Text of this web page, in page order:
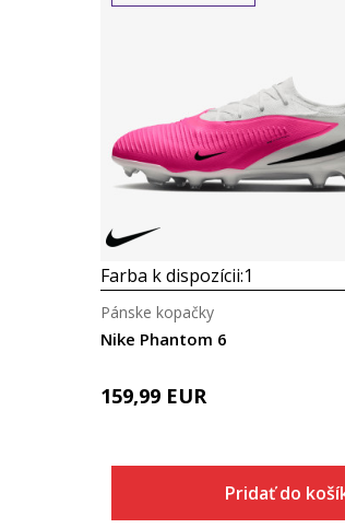
Farba k dispozícii:1
Nike Phantom 6
Pánske kopačky
159,99 EUR
Pridať do